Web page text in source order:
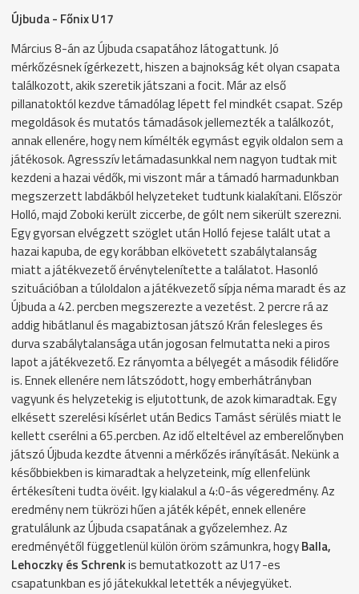
Újbuda - Főnix U17
Március 8-án az Újbuda csapatához látogattunk. Jó
mérkőzésnek ígérkezett, hiszen a bajnokság két olyan csapata
találkozott, akik szeretik játszani a focit. Már az első
pillanatoktól kezdve támadólag lépett fel mindkét csapat. Szép
megoldások és mutatós támadások jellemezték a találkozót,
annak ellenére, hogy nem kímélték egymást egyik oldalon sem a
játékosok. Agresszív letámadasunkkal nem nagyon tudtak mit
kezdeni a hazai védők, mi viszont már a támadó harmadunkban
megszerzett labdákból helyzeteket tudtunk kialakítani. Először
Holló, majd Zoboki került ziccerbe, de gólt nem sikerült szerezni.
Egy gyorsan elvégzett szöglet után Holló fejese talált utat a
hazai kapuba, de egy korábban elkövetett szabálytalanság
miatt a játékvezető érvénytelenítette a találatot. Hasonló
szituációban a túloldalon a játékvezető sípja néma maradt és az
Újbuda a 42. percben megszerezte a vezetést. 2 percre rá az
addig hibátlanul és magabiztosan játszó Krán felesleges és
durva szabálytalansága után jogosan felmutatta neki a piros
lapot a játékvezető. Ez rányomta a bélyegét a második félidőre
is. Ennek ellenére nem látszódott, hogy emberhátrányban
vagyunk és helyzetekig is eljutottunk, de azok kimaradtak. Egy
elkésett szerelési kísérlet után Bedics Tamást sérülés miatt le
kellett cserélni a 65.percben. Az idő elteltével az emberelőnyben
játszó Újbuda kezdte átvenni a mérkőzés irányítását. Nekünk a
későbbiekben is kimaradtak a helyzeteink, míg ellenfelünk
értékesíteni tudta övéit. Igy kialakul a 4:0-ás végeredmény. Az
eredmény nem tükrözi hűen a játék képét, ennek ellenére
gratulálunk az Újbuda csapatának a győzelemhez. Az
eredményétől függetlenül külön öröm számunkra, hogyBalla,
Lehoczky és Schrenkis bemutatkozott az U17-es
csapatunkban es jó játekukkal letették a névjegyüket.